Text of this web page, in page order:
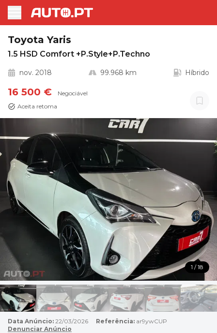
Toyota Yaris
1.5 HSD Comfort +P.Style+P.Techno
nov. 2018 99.968 km Híbrido
16 500 €
Negociável
Aceita retoma
1 / 18
Data Anúncio: 22/03/2026 Referência: ar9ywCUP
Denunciar Anúncio